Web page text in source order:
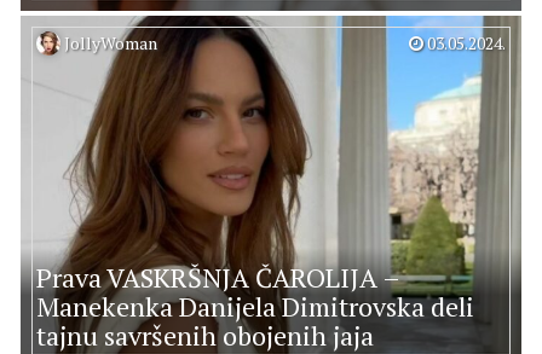
Prava VASKRŠNJA ČAROLIJA –
Manekenka Danijela Dimitrovska deli
tajnu savršenih obojenih jaja
JollyWoman 03.05.2024.